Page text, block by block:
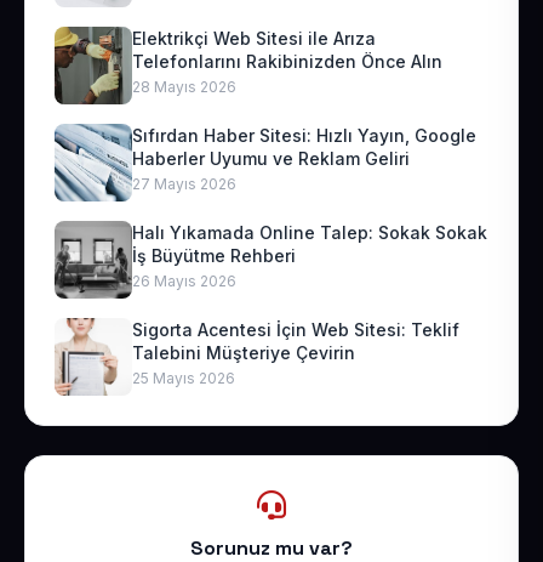
Elektrikçi Web Sitesi ile Arıza
Telefonlarını Rakibinizden Önce Alın
28 Mayıs 2026
Sıfırdan Haber Sitesi: Hızlı Yayın, Google
Haberler Uyumu ve Reklam Geliri
27 Mayıs 2026
Halı Yıkamada Online Talep: Sokak Sokak
İş Büyütme Rehberi
26 Mayıs 2026
Sigorta Acentesi İçin Web Sitesi: Teklif
Talebini Müşteriye Çevirin
25 Mayıs 2026
Sorunuz mu var?